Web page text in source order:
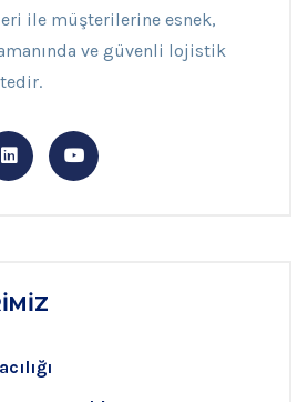
ile müşterilerine esnek,
ve güvenli lojistik